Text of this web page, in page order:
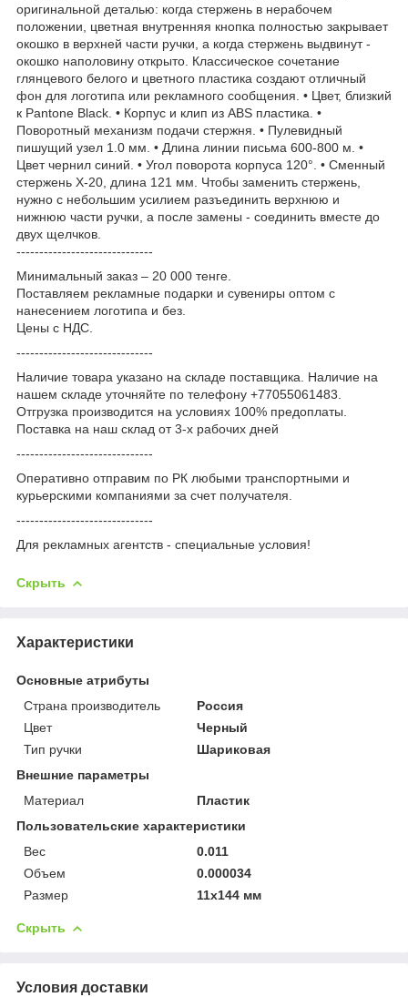
оригинальной деталью: когда стержень в нерабочем
положении, цветная внутренняя кнопка полностью закрывает
окошко в верхней части ручки, а когда стержень выдвинут -
окошко наполовину открыто. Классическое сочетание
глянцевого белого и цветного пластика создают отличный
фон для логотипа или рекламного сообщения. • Цвет, близкий
к Pantone Black. • Корпус и клип из ABS пластика. •
Поворотный механизм подачи стержня. • Пулевидный
пишущий узел 1.0 мм. • Длина линии письма 600-800 м. •
Цвет чернил синий. • Угол поворота корпуса 120°. • Сменный
стержень X-20, длина 121 мм. Чтобы заменить стержень,
нужно с небольшим усилием разъединить верхнюю и
нижнюю части ручки, а после замены - соединить вместе до
двух щелчков.
------------------------------
Минимальный заказ – 20 000 тенге.
Поставляем рекламные подарки и сувениры оптом с
нанесением логотипа и без.
Цены с НДС.
------------------------------
Наличие товара указано на складе поставщика. Наличие на
нашем складе уточняйте по телефону +77055061483.
Отгрузка производится на условиях 100% предоплаты.
Поставка на наш склад от 3-x рабочих дней
------------------------------
Оперативно отправим по РК любыми транспортными и
курьерскими компаниями за счет получателя.
------------------------------
Для рекламных агентств - специальные условия!
Скрыть
Характеристики
Основные атрибуты
Страна производитель
Россия
Цвет
Черный
Тип ручки
Шариковая
Внешние параметры
Материал
Пластик
Пользовательские характеристики
Вес
0.011
Объем
0.000034
Размер
11х144 мм
Скрыть
Условия доставки